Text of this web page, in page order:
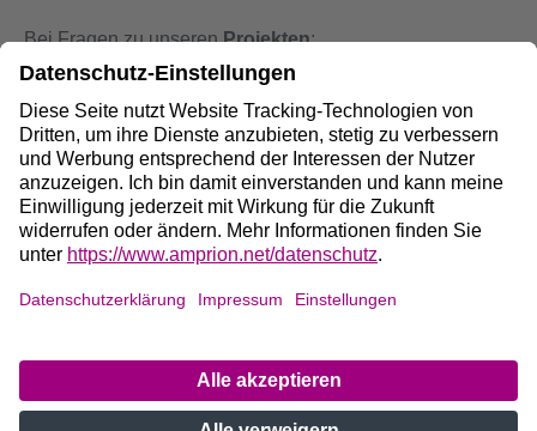
Bei Fragen zu unserenProjekten:
+49 800 584 9000
BeiStörungen an unseren Anlagen:
+49 800 490 4000
Social Media:
Datenschutz